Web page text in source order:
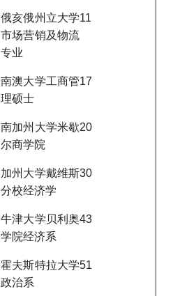
俄亥俄州立大学
市场营销及物流
专业
11
南澳大学工商管
理硕士
17
南加州大学米歇
尔商学院
20
加州大学戴维斯
分校经济学
30
牛津大学贝利奥
学院经济系
43
霍夫斯特拉大学
政治系
51